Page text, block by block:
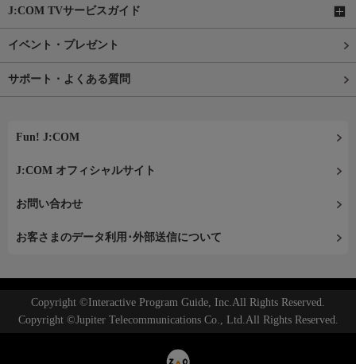
J:COM TVサービスガイド
イベント・プレゼント
サポート・よくある質問
Fun! J:COM
J:COM オフィシャルサイト
お問い合わせ
お客さまのデータ利用･外部送信について
Copyright ©Interactive Program Guide, Inc.All Rights Reserved.
Copyright ©Jupiter Telecommunications Co., Ltd.All Rights Reserved.